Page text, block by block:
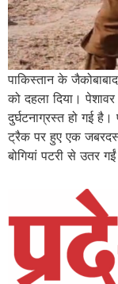
पाकिस्तान के
को दहला दिया।
दुर्घटनाग्रस्त हो गई
ट्रैक पर हुए एक
बोगियां पटरी से उतर